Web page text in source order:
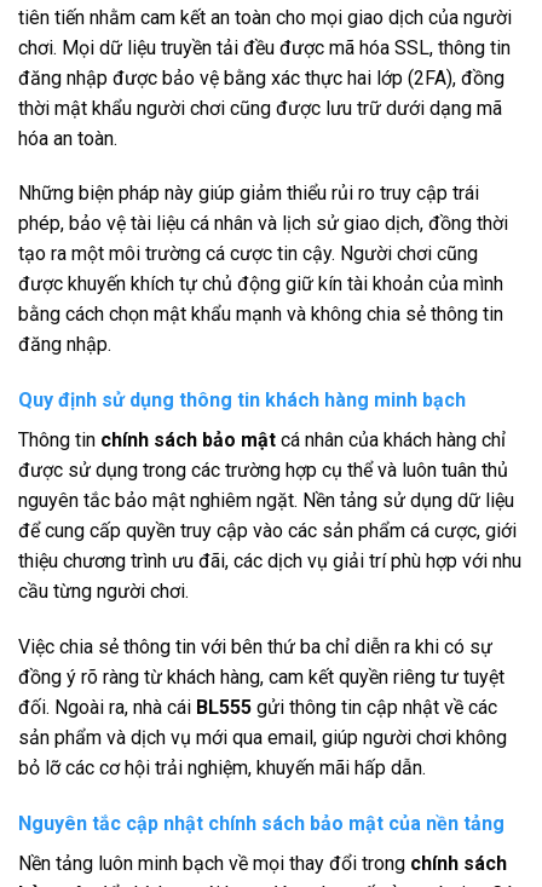
tiên tiến nhằm cam kết an toàn cho mọi giao dịch của người
chơi. Mọi dữ liệu truyền tải đều được mã hóa SSL, thông tin
đăng nhập được bảo vệ bằng xác thực hai lớp (2FA), đồng
thời mật khẩu người chơi cũng được lưu trữ dưới dạng mã
hóa an toàn.
Những biện pháp này giúp giảm thiểu rủi ro truy cập trái
phép, bảo vệ tài liệu cá nhân và lịch sử giao dịch, đồng thời
tạo ra một môi trường cá cược tin cậy. Người chơi cũng
được khuyến khích tự chủ động giữ kín tài khoản của mình
bằng cách chọn mật khẩu mạnh và không chia sẻ thông tin
đăng nhập.
Quy định sử dụng thông tin khách hàng minh bạch
Thông tin chính sách bảo mật cá nhân của khách hàng chỉ
được sử dụng trong các trường hợp cụ thể và luôn tuân thủ
nguyên tắc bảo mật nghiêm ngặt. Nền tảng sử dụng dữ liệu
để cung cấp quyền truy cập vào các sản phẩm cá cược, giới
thiệu chương trình ưu đãi, các dịch vụ giải trí phù hợp với nhu
cầu từng người chơi.
Việc chia sẻ thông tin với bên thứ ba chỉ diễn ra khi có sự
đồng ý rõ ràng từ khách hàng, cam kết quyền riêng tư tuyệt
đối. Ngoài ra, nhà cái BL555 gửi thông tin cập nhật về các
sản phẩm và dịch vụ mới qua email, giúp người chơi không
bỏ lỡ các cơ hội trải nghiệm, khuyến mãi hấp dẫn.
Nguyên tắc cập nhật chính sách bảo mật của nền tảng
Nền tảng luôn minh bạch về mọi thay đổi trong chính sách